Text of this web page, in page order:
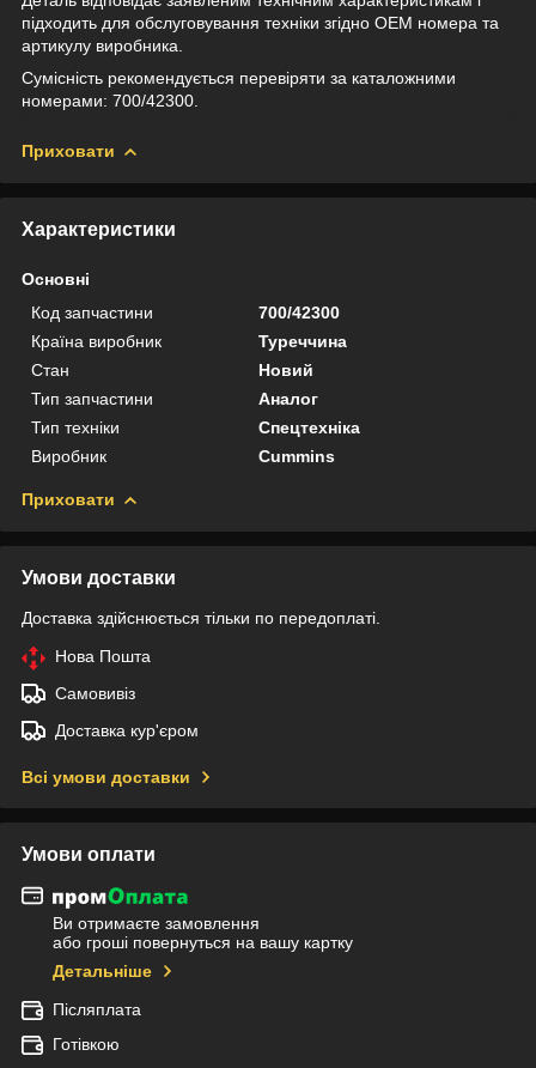
підходить для обслуговування техніки згідно OEM номера та
артикулу виробника.
Сумісність рекомендується перевіряти за каталожними
номерами: 700/42300.
Приховати
Характеристики
Основні
Код запчастини
700/42300
Країна виробник
Туреччина
Стан
Новий
Тип запчастини
Аналог
Тип техніки
Спецтехніка
Виробник
Cummins
Приховати
Умови доставки
Доставка здійснюється тільки по передоплаті.
Нова Пошта
Самовивіз
Доставка кур'єром
Всі умови доставки
Умови оплати
Ви отримаєте замовлення
або гроші повернуться на вашу картку
Детальніше
Післяплата
Готівкою